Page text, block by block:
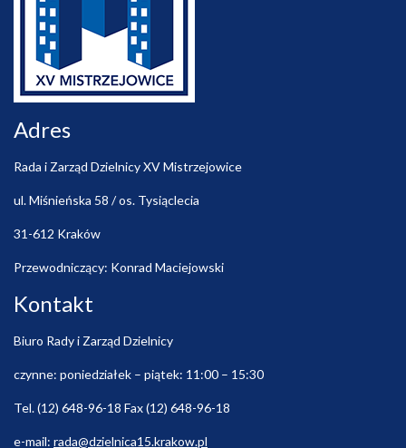
Adres
Rada i Zarząd Dzielnicy XV Mistrzejowice
ul. Miśnieńska 58 / os. Tysiąclecia
31-612 Kraków
Przewodniczący: Konrad Maciejowski
Kontakt
Biuro Rady i Zarząd Dzielnicy
czynne: poniedziałek – piątek: 11:00 – 15:30
Tel. (12) 648-96-18 Fax (12) 648-96-18
e-mail: rada@dzielnica15.krakow.pl